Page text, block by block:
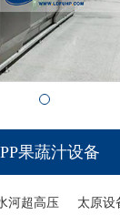
果蔬汁设备
河超高压 太原设